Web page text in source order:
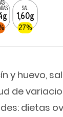
SAL
1,60g
27%
y huevo,
de
dietas